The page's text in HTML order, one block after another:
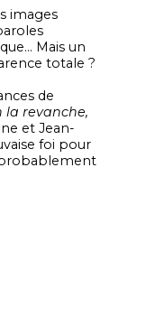
images
Mais un
totale ?
de
la revanche,
et Jean-
foi pour
probablement